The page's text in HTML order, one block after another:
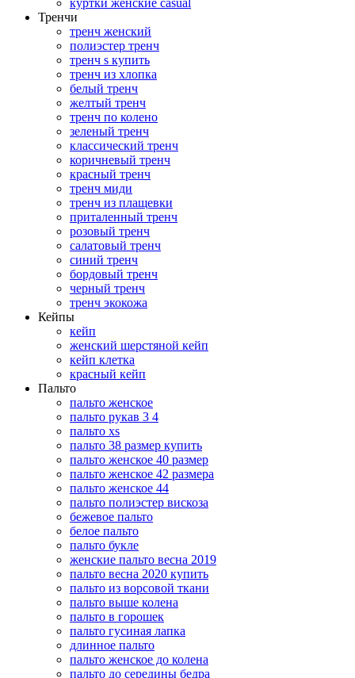
куртки женские casual
Тренчи
тренч женский
полиэстер тренч
тренч s купить
тренч из хлопка
белый тренч
желтый тренч
тренч по колено
зеленый тренч
классический тренч
коричневый тренч
красный тренч
тренч миди
тренч из плащевки
приталенный тренч
розовый тренч
салатовый тренч
синий тренч
бордовый тренч
черный тренч
тренч экокожа
Кейпы
кейп
женский шерстяной кейп
кейп клетка
красный кейп
Пальто
пальто женское
пальто рукав 3 4
пальто xs
пальто 38 размер купить
пальто женское 40 размер
пальто женское 42 размера
пальто женское 44
пальто полиэстер вискоза
бежевое пальто
белое пальто
пальто букле
женские пальто весна 2019
пальто весна 2020 купить
пальто из ворсовой ткани
пальто выше колена
пальто в горошек
пальто гусиная лапка
длинное пальто
пальто женское до колена
пальто до середины бедра